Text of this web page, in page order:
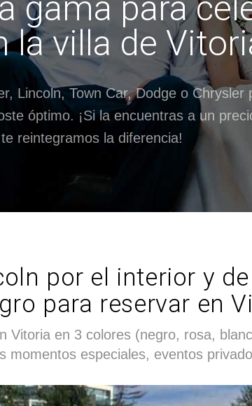
gama para
la villa de
Lincoln, Town Car, Dodge o Chrysler
óptimo. ¡Si la encuentras a un
reintegramos la diferencia!
por el interior y
para reservar en
Vitoria en 3 colores (negro, rosa,
momentos especiales, eventos